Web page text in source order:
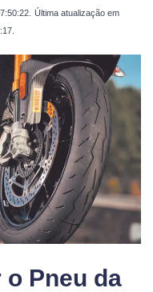
Última atualização em
Pneu da